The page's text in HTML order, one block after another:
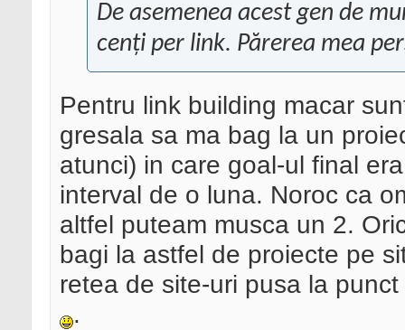
De asemenea acest gen de
cenți per link. Părerea mea
Pentru link building macar
gresala sa ma bag la un
atunci) in care goal-ul final
interval de o luna. Noroc ca
altfel puteam musca un 2.
bagi la astfel de proiecte pe
retea de site-uri pusa la
.